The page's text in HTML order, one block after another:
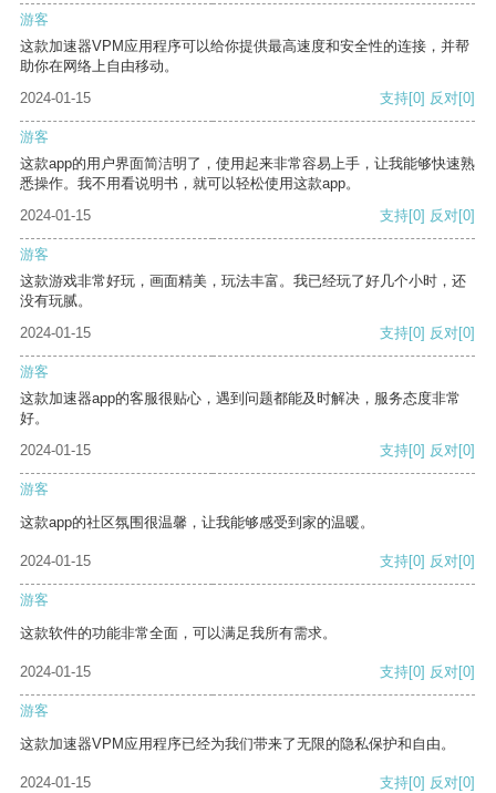
游客
这款加速器VPM应用程序可以给你提供最高速度和安全性的连接，并帮
助你在网络上自由移动。
2024-01-15
支持[0] 反对[0]
游客
这款app的用户界面简洁明了，使用起来非常容易上手，让我能够快速熟
悉操作。我不用看说明书，就可以轻松使用这款app。
2024-01-15
支持[0] 反对[0]
游客
这款游戏非常好玩，画面精美，玩法丰富。我已经玩了好几个小时，还
没有玩腻。
2024-01-15
支持[0] 反对[0]
游客
这款加速器app的客服很贴心，遇到问题都能及时解决，服务态度非常
好。
2024-01-15
支持[0] 反对[0]
游客
这款app的社区氛围很温馨，让我能够感受到家的温暖。
2024-01-15 支持[0] 反对[0]
游客
这款软件的功能非常全面，可以满足我所有需求。
2024-01-15 支持[0] 反对[0]
游客
这款加速器VPM应用程序已经为我们带来了无限的隐私保护和自由。
2024-01-15 支持[0] 反对[0]